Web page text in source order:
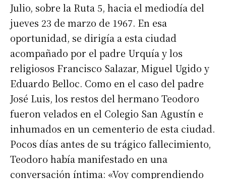
Julio, sobre la Ruta 5, hacia el mediodía del
jueves 23 de marzo de 1967. En esa
oportunidad, se dirigía a esta ciudad
acompañado por el padre Urquía y los
religiosos Francisco Salazar, Miguel Ugido y
Eduardo Belloc. Como en el caso del padre
José Luis, los restos del hermano Teodoro
fueron velados en el Colegio San Agustín e
inhumados en un cementerio de esta ciudad.
Pocos días antes de su trágico fallecimiento,
Teodoro había manifestado en una
conversación íntima: «Voy comprendiendo